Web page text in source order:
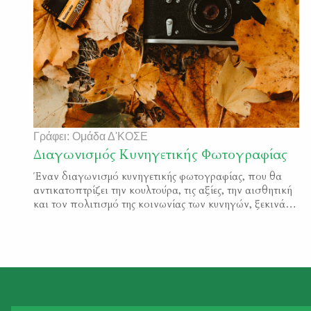
Γράφει: Ομάδα Δ'ΚΟΣΕ
Διαγωνισμός Κυνηγετικής Φωτογραφίας
Έναν διαγωνισμό κυνηγετικής φωτογραφίας, που θα
αντικατοπτρίζει την κουλτούρα, τις αξίες, την αισθητική
και τον πολιτισμό της κοινωνίας των κυνηγών, ξεκινάει